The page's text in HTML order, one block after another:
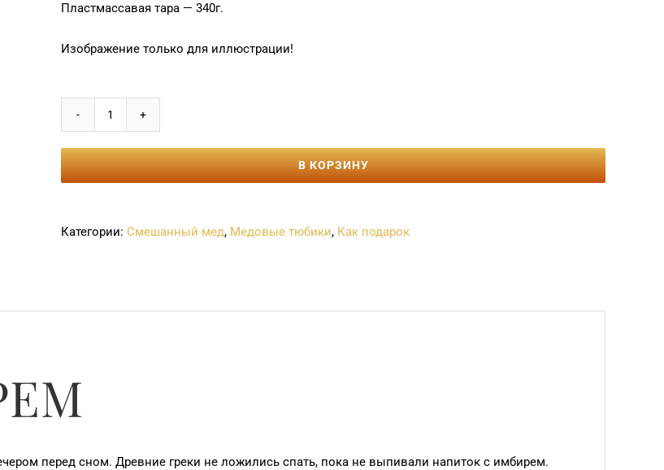
Пластмассавая тара — 340г.
Изображение только для иллюстрации!
товара
МЁД
В КОРЗИНУ
Категории: Cмешанный мед, Mедовые тюбики, Как подарок
перед сном. Древние греки не ложились спать, пока не выпивали напиток с имбирем.